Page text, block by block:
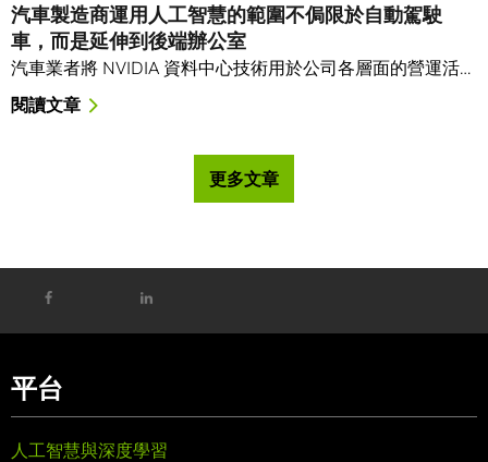
汽車製造商運用人工智慧的範圍不侷限於自動駕駛
車，而是延伸到後端辦公室
汽車業者將 NVIDIA 資料中心技術用於公司各層面的營運活…
閱讀文章
更多文章
平台
人工智慧與深度學習